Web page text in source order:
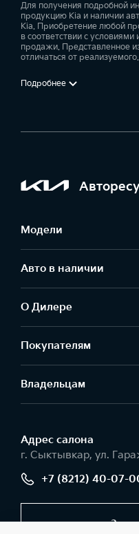
Для получения подробной
продукцию Kia и наличии
Kia. Приобретение любой
в соответствии с
продажи. Представленное
отличаться от
Подробнее
Модели
Авто в наличии
О Дилере
Покупателям
Владельцам
Адрес салонa
г. Сыктывкар, ул.
+7 (8212) 40-07-